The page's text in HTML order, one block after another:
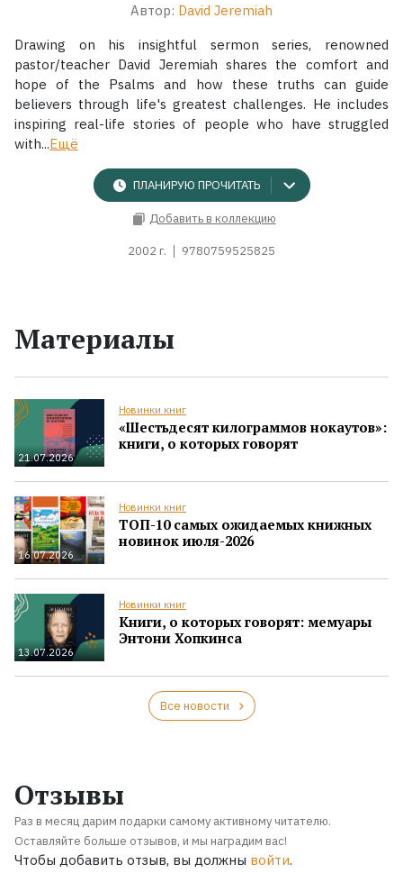
Серии
Экранизации
Коллекции
Автор: David Jeremiah
Drawing on his insightful sermon series, renowned
pastor/teacher David Jeremiah shares the comfort and
hope of the Psalms and how these truths can guide
believers through life's greatest challenges. He includes
inspiring real-life stories of people who have struggled
with...Ещё
ПЛАНИРУЮ ПРОЧИТАТЬ
Добавить в коллекцию
2002 г. 9780759525825
Материалы
21.07.2026
Новинки книг
«Шестьдесят килограммов нокаутов»:
книги, о которых говорят
16.07.2026
Новинки книг
ТОП-10 самых ожидаемых книжных
новинок июля-2026
13.07.2026
Новинки книг
Книги, о которых говорят: мемуары
Энтони Хопкинса
Все новости
Отзывы
Раз в месяц дарим подарки самому активному читателю.
Оставляйте больше отзывов, и мы наградим вас!
Чтобы добавить отзыв, вы должны войти.